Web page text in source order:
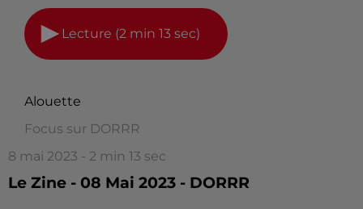
Lecture (2 min 13 sec)
Alouette
Focus sur DORRR
8 mai 2023 - 2 min 13 sec
Le Zine - 08 Mai 2023 - DORRR